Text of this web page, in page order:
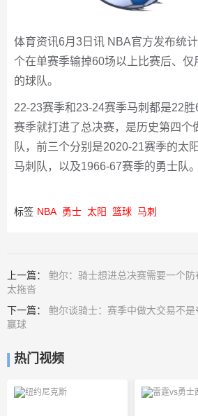
体育资讯6月3日讯 NBA官方发布统
个在单赛季输掉60场以上比赛后、仅
的球队。
22-23赛季和23-24赛季马刺都是22
赛季就打进了总决赛，是历史第四个
队，前三个分别是2020-21赛季的太
马刺队，以及1966-67赛季的勇士队。
标签 NBA 勇士 太阳 篮球 马刺
上一篇： 鲍尔：骑士想进总决赛需要一个
太拖沓
下一篇： 鲍尔谈骑士：赛季中做大交易不
赢球
热门视频